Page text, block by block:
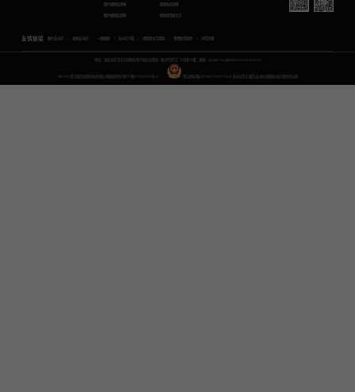
图片模糊变清晰
图片模糊变清晰
视频格式转换
视频语音转文字
友情链接 图片去水印 视频去水印 一键抠图 去水印下载 视频转文字提取 免费配音软件 声音克隆
地址：湖北省武汉市东湖新技术开发区关南园一路当代梦工厂4号楼10楼，邮箱：yinglin.wu@udreamtech.com
©2020武汉联合创想科技有限公司版权所有 鄂ICP备17031026号-8 鄂公网安备42018502007353 水印云专注 图片去水印 视频去水印 国内杰出者